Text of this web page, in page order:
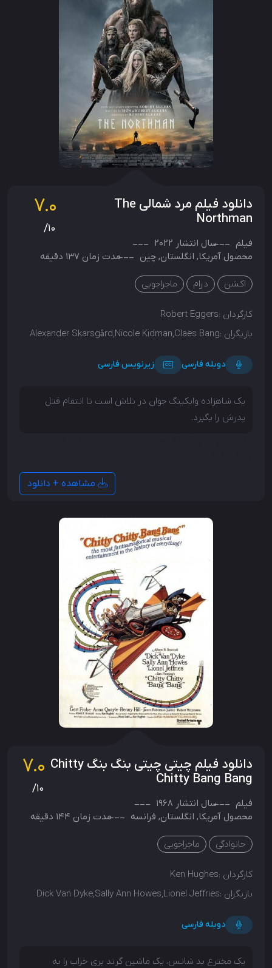
دانلود فیلم مرد شمالی The
Northman
7.0
/10
فیلم سال انتشار 2022
محصول آمریکا, انگلستان, چین مدت زمان 137 دقیقه
اکشن درام ماجراجویی
کارگردان :Robert Eggers
بازیگران :Alexander Skarsgård,Nicole Kidman,Claes Bang
دوبله فارسی زیرنویس فارسی
یک شاهزاده وایکینگ جوان در تلاش است تا انتقام قتل
پدرش را بگیرد.
مشاهده + دانلود
دانلود فیلم چیتی چیتی بنگ بنگ Chitty
Chitty Bang Bang
7.0
/10
فیلم سال انتشار 1968
محصول آمریکا, انگلستان, فرانسه مدت زمان 144 دقیقه
خانوادگی ماجراجویی
کارگردان :Ken Hughes
بازیگران :Dick Van Dyke,Sally Ann Howes,Lionel Jeffries
دوبله فارسی
یک مخترع بد شانس، یک ماشین گرند پری خراب را به